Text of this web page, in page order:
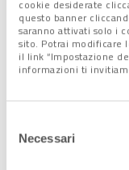
cookie desiderate
questo banner
saranno attivati solo i
sito. Potrai modificare
il link “Impostazione
informazioni ti
delNecessari
geografiche,
competenze
Europea dei Ghiacciai
criosferico